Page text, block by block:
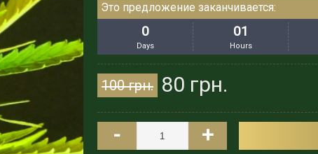
Это предложение заканчивается:
0
Days
01
Hours
100 грн. 80 грн.
- +